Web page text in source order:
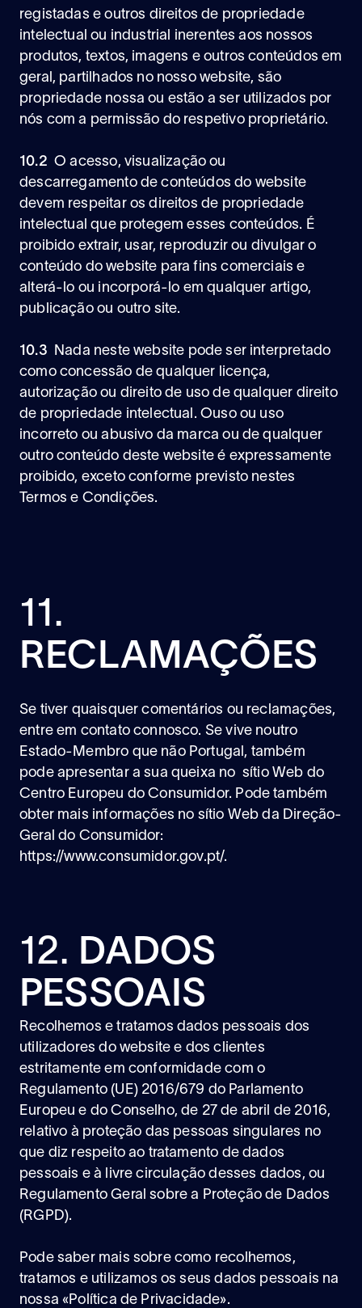
registadas e outros direitos de propriedade
intelectual ou industrial inerentes aos nossos
produtos, textos, imagens e outros conteúdos em
geral, partilhados no nosso website, são
propriedade nossa ou estão a ser utilizados por
nós com a permissão do respetivo proprietário.
10.2O acesso, visualização ou
descarregamento de conteúdos do website
devem respeitar os direitos de propriedade
intelectual que protegem esses conteúdos. É
proibido extrair, usar, reproduzir ou divulgar o
conteúdo do website para fins comerciais e
alterá-lo ou incorporá-lo em qualquer artigo,
publicação ou outro site.
10.3
Nada neste website pode ser interpretado
como concessão de qualquer licença,
autorização ou direito de uso de qualquer direito
de propriedade intelectual. Ouso ou uso
incorreto ou abusivo da marca ou de qualquer
outro conteúdo deste website é expressamente
proibido, exceto conforme previsto nestes
Termos e Condições.
11.
RECLAMAÇÕES
Se tiver quaisquer comentários ou reclamações,
entre em contato connosco. Se vive noutro
Estado-Membro que não Portugal, também
pode apresentar a sua queixa no sítio Web do
Centro Europeu do Consumidor. Pode também
obter mais informações no sítio Web da Direção-
Geral do Consumidor:
https://www.consumidor.gov.pt/.
12. DADOS
PESSOAIS
Recolhemos e tratamos dados pessoais dos
utilizadores do website e dos clientes
estritamente em conformidade com o
Regulamento (UE) 2016/679 do Parlamento
Europeu e do Conselho, de 27 de abril de 2016,
relativo à proteção das pessoas singulares no
que diz respeito ao tratamento de dados
pessoais e à livre circulação desses dados, ou
Regulamento Geral sobre a Proteção de Dados
(RGPD).
Pode saber mais sobre como recolhemos,
tratamos e utilizamos os seus dados pessoais na
nossa «Política de Privacidade».